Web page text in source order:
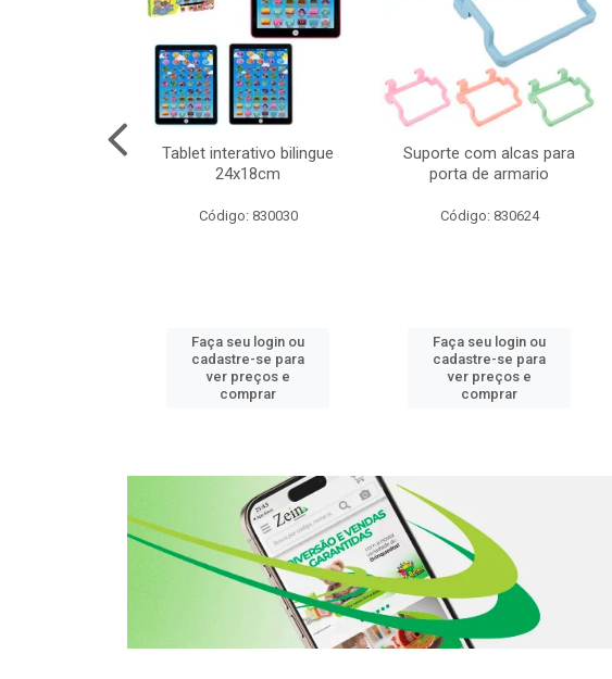
Tablet interativo bilingue
24x18cm
Código: 830030
Faça seu login ou
cadastre-se para
ver preços e
comprar
Suporte com alcas para
porta de armario
Código: 830624
Faça seu login ou
cadastre-se para
ver preços e
comprar